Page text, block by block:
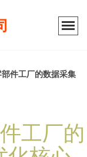
件工厂的数据采集
工厂的